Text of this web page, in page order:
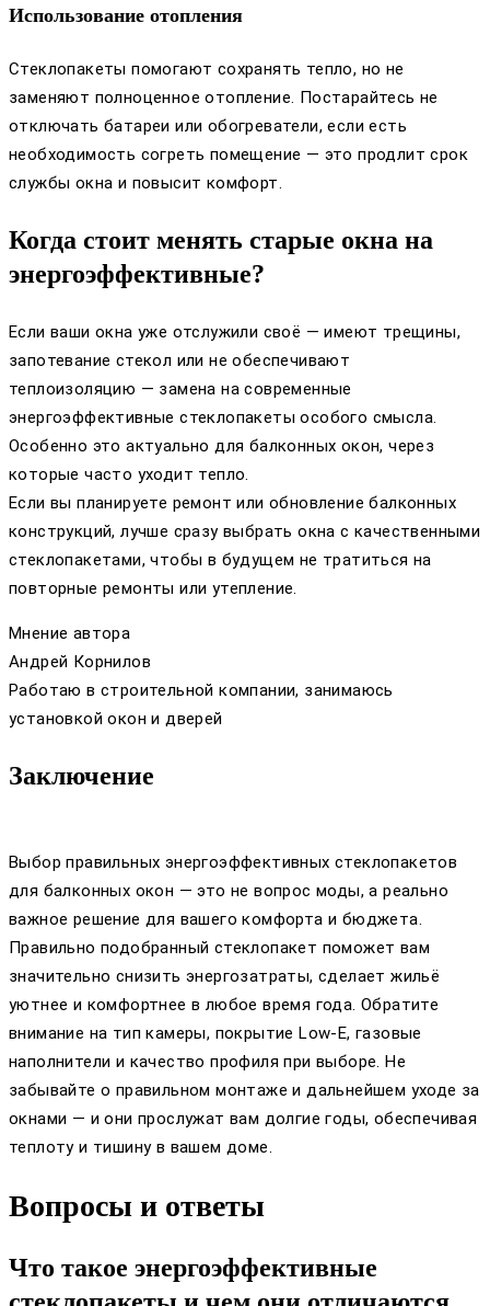
Использование отопления
Стеклопакеты помогают сохранять тепло, но не
заменяют полноценное отопление. Постарайтесь не
отключать батареи или обогреватели, если есть
необходимость согреть помещение — это продлит срок
службы окна и повысит комфорт.
Когда стоит менять старые окна на
энергоэффективные?
Если ваши окна уже отслужили своё — имеют трещины,
запотевание стекол или не обеспечивают
теплоизоляцию — замена на современные
энергоэффективные стеклопакеты особого смысла.
Особенно это актуально для балконных окон, через
которые часто уходит тепло.
Если вы планируете ремонт или обновление балконных
конструкций, лучше сразу выбрать окна с качественными
стеклопакетами, чтобы в будущем не тратиться на
повторные ремонты или утепление.
Мнение автора
Андрей Корнилов
Работаю в строительной компании, занимаюсь
установкой окон и дверей
Заключение
Выбор правильных энергоэффективных стеклопакетов
для балконных окон — это не вопрос моды, а реально
важное решение для вашего комфорта и бюджета.
Правильно подобранный стеклопакет поможет вам
значительно снизить энергозатраты, сделает жильё
уютнее и комфортнее в любое время года. Обратите
внимание на тип камеры, покрытие Low-E, газовые
наполнители и качество профиля при выборе. Не
забывайте о правильном монтаже и дальнейшем уходе за
окнами — и они прослужат вам долгие годы, обеспечивая
теплоту и тишину в вашем доме.
Вопросы и ответы
Что такое энергоэффективные